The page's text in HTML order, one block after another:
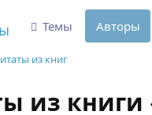
из книг
из книги
Темы Авторы